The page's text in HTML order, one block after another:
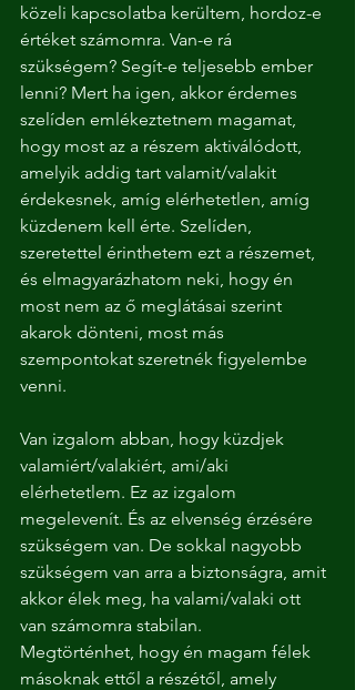
közeli kapcsolatba kerültem, hordoz-e
értéket számomra. Van-e rá
szükségem? Segít-e teljesebb ember
lenni? Mert ha igen, akkor érdemes
szelíden emlékeztetnem magamat,
hogy most az a részem aktiválódott,
amelyik addig tart valamit/valakit
érdekesnek, amíg elérhetetlen, amíg
küzdenem kell érte. Szelíden,
szeretettel érinthetem ezt a részemet,
és elmagyarázhatom neki, hogy én
most nem az ő meglátásai szerint
akarok dönteni, most más
szempontokat szeretnék figyelembe
venni.
Van izgalom abban, hogy küzdjek
valamiért/valakiért, ami/aki
elérhetetlem. Ez az izgalom
megelevenít. És az elvenség érzésére
szükségem van. De sokkal nagyobb
szükségem van arra a biztonságra, amit
akkor élek meg, ha valami/valaki ott
van számomra stabilan.
Megtörténhet, hogy én magam félek
másoknak ettől a részétől, amely